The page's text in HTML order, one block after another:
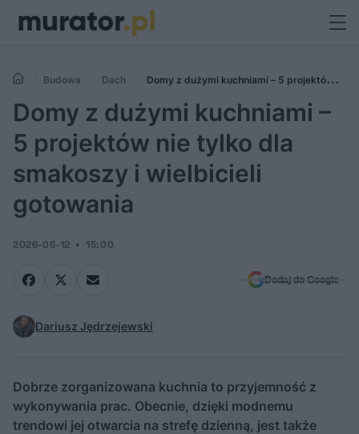
Budowa Dach
Domy z dużymi kuchniami – 5 projektów nie
tylko dla smakoszy i wielbicieli gotowania
Domy z dużymi kuchniami –
5 projektów nie tylko dla
smakoszy i wielbicieli
gotowania
2026-06-12 15:00
Dodaj do Google
Dariusz Jędrzejewski
Dobrze zorganizowana kuchnia to przyjemność z
wykonywania prac. Obecnie, dzięki modnemu
trendowi jej otwarcia na strefę dzienną, jest także